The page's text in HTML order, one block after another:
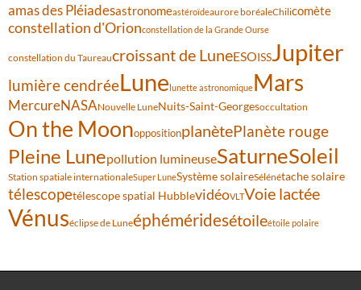
amas des Pléiadesastronomeastéroïdeaurore boréaleChilicomète
constellation d'Orionconstellation de la Grande Ourse
constellation du Taureaucroissant de LuneESOISSJupiter
lumière cendréeLunelunette astronomiqueMars
MercureNASANouvelle LuneNuits-Saint-Georgesoccultation
On the MoonoppositionplanètePlanète rouge
Pleine Lunepollution lumineuseSaturneSoleil
Station spatiale internationaleSuper LuneSystème solaireSélénétache solaire
télescopetélescope spatial HubblevidéoVLTVoie lactée
Vénuséclipse de Luneéphéméridesétoileétoile polaire